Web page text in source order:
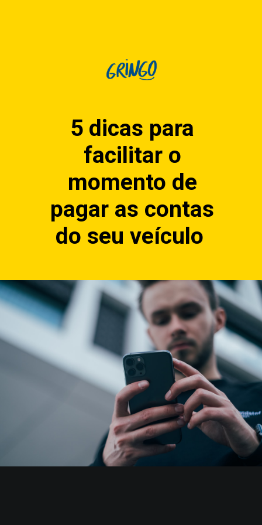
5 dicas para
facilitar o
momento de
pagar as contas
do seu veículo